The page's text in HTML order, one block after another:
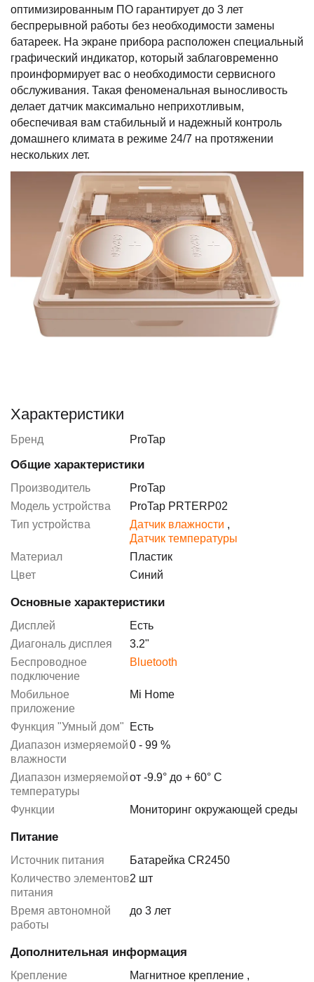
оптимизированным ПО гарантирует до 3 лет
беспрерывной работы без необходимости замены
батареек. На экране прибора расположен специальный
графический индикатор, который заблаговременно
проинформирует вас о необходимости сервисного
обслуживания. Такая феноменальная выносливость
делает датчик максимально неприхотливым,
обеспечивая вам стабильный и надежный контроль
домашнего климата в режиме 24/7 на протяжении
нескольких лет.
Характеристики
Бренд ProTap
Общие характеристики
Производитель
ProTap
Модель устройства
ProTap PRTERP02
Тип устройства
Датчик влажности ,
Датчик температуры
Материал
Пластик
Цвет
Синий
Основные характеристики
Дисплей
Есть
Диагональ дисплея
3.2"
Беспроводное
подключение
Bluetooth
Мобильное
приложение
Mi Home
Функция "Умный дом"
Есть
Диапазон измеряемой
влажности
0 - 99 %
Диапазон измеряемой
температуры
от -9.9° до + 60° С
Функции Мониторинг окружающей среды
Питание
Источник питания
Батарейка CR2450
Количество элементов
питания
2 шт
Время автономной
работы
до 3 лет
Дополнительная информация
Крепление Магнитное крепление ,